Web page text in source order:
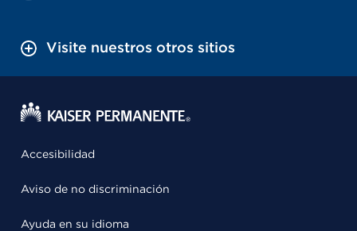
Visite nuestros otros sitios
Accesibilidad
Aviso de no discriminación
Ayuda en su idioma